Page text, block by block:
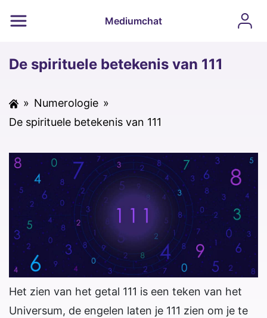
Mediumchat
De spirituele betekenis van 111
» Numerologie »
De spirituele betekenis van 111
Het zien van het getal 111 is een teken van het
Universum, de engelen laten je 111 zien om je te